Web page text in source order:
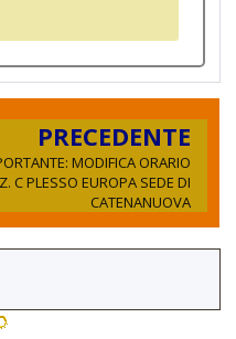
PRECEDENTE
MODIFICA ORARIO
C PLESSO EUROPA SEDE DI
CATENANUOVA